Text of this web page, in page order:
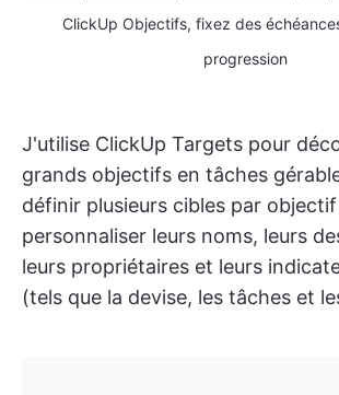
ClickUp Objectifs, fixez des
progression
J'utilise ClickUp Targets pour
grands objectifs en tâches
définir plusieurs cibles par
personnaliser leurs noms, leurs
leurs propriétaires et leurs
(tels que la devise, les tâches et